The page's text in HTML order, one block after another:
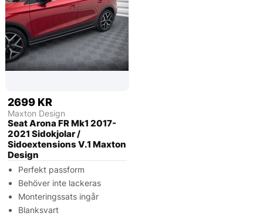
2699 KR
Maxton Design
Seat Arona FR Mk1 2017-
2021 Sidokjolar /
Sidoextensions V.1 Maxton
Design
Perfekt passform
Behöver inte lackeras
Monteringssats ingår
Blanksvart